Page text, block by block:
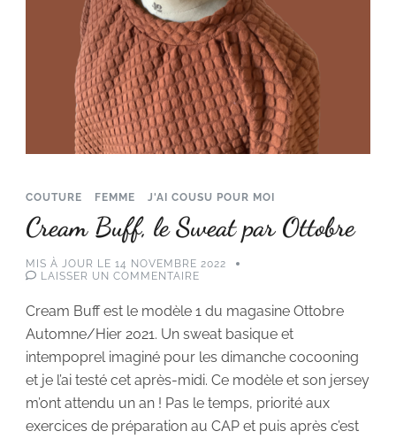
COUTURE FEMME J'AI COUSU POUR MOI
Cream Buff, le Sweat par Ottobre
MIS À JOUR LE 14 NOVEMBRE 2022
LAISSER UN COMMENTAIRE
LE
PAR
OTTOBRE
Cream Buff est le modèle 1 du magasine Ottobre
Automne/Hier 2021. Un sweat basique et
intempoprel imaginé pour les dimanche cocooning
et je l’ai testé cet après-midi. Ce modèle et son jersey
m’ont attendu un an ! Pas le temps, priorité aux
exercices de préparation au CAP et puis après c’est